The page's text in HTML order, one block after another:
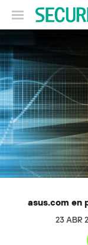
asus.com en
23 ABR